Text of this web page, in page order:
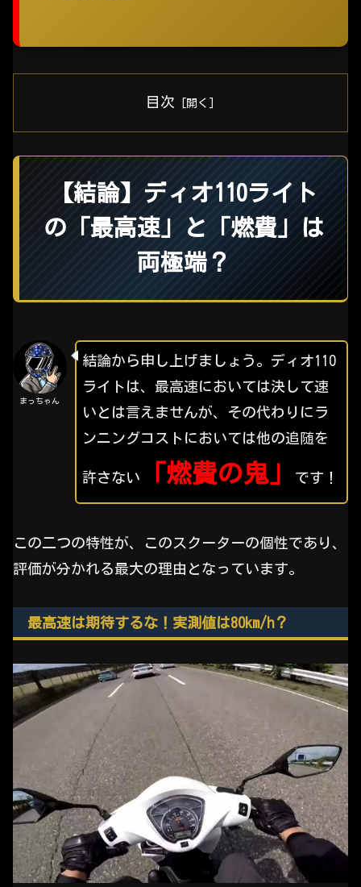
目次
【結論】ディオ110ライト
の「最高速」と「燃費」は
両極端？
まっちゃん
結論から申し上げましょう。ディオ110
ライトは、最高速においては決して速
いとは言えませんが、その代わりにラ
ンニングコストにおいては他の追随を
許さない 「燃費の鬼」 です！
この二つの特性が、このスクーターの個性であり、
評価が分かれる最大の理由となっています。
最高速は期待するな！実測値は80km/h？